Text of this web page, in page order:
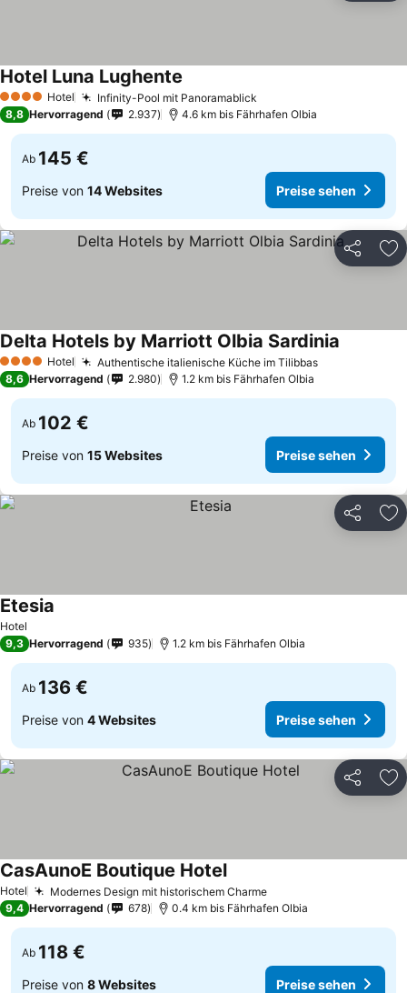
4 Sterne Hotel Infinity-Pool mit Panoramablick
Hotel Luna Lughente
8,8 Hervorragend 2.937 4.6 km bis Fährhafen Olbia
Ab 145 €
Preise von 14 Websites Preise sehen
Teilen
4 Sterne Hotel Authentische italienische Küche im Tilibbas
Delta Hotels by Marriott Olbia Sardinia
8,6 Hervorragend 2.980 1.2 km bis Fährhafen Olbia
Ab 102 €
Preise von 15 Websites Preise sehen
Teilen
Hotel
Etesia
9,3 Hervorragend 935 1.2 km bis Fährhafen Olbia
Ab 136 €
Preise von 4 Websites Preise sehen
Teilen
Hotel Modernes Design mit historischem Charme
CasAunoE Boutique Hotel
9,4 Hervorragend 678 0.4 km bis Fährhafen Olbia
Ab 118 €
Preise von 8 Websites Preise sehen